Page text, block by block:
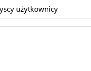
użytkownicy